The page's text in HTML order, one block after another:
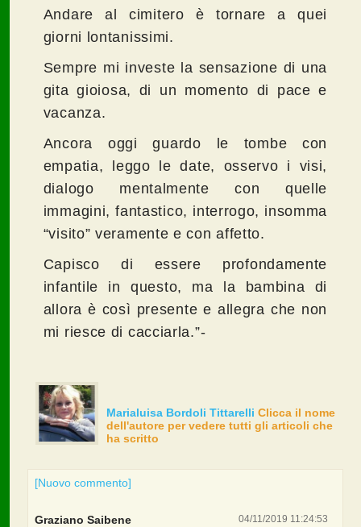
Andare al cimitero è tornare a quei
giorni lontanissimi.
Sempre mi investe la sensazione di una
gita gioiosa, di un momento di pace e
vacanza.
Ancora oggi guardo le tombe con
empatia, leggo le date, osservo i visi,
dialogo mentalmente con quelle
immagini, fantastico, interrogo, insomma
“visito” veramente e con affetto.
Capisco di essere profondamente
infantile in questo, ma la bambina di
allora è così presente e allegra che non
mi riesce di cacciarla.”-
Marialuisa Bordoli Tittarelli Clicca il nome
dell'autore per vedere tutti gli articoli che
ha scritto
[Nuovo commento]
04/11/2019 11:24:53
Graziano Saibene